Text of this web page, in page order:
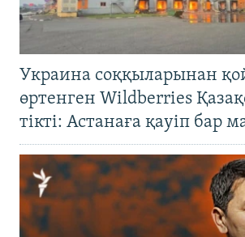
Украина соққыларынан
өртенген Wildberries
тікті: Астанаға қауіп бар